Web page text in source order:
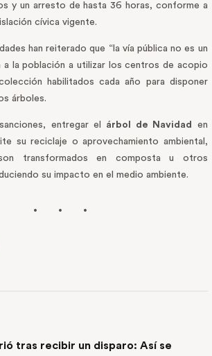
y un arresto de hasta 36 horas, conforme a
cívica vigente.
han reiterado que “la vía pública no es un
a la población a utilizar los centros de acopio
habilitados cada año para disponer
árboles.
entregar el árbol de Navidad
en
su reciclaje o aprovechamiento ambiental,
transformados en composta u otros
su impacto en el medio ambiente.
tras recibir un disparo: Así se